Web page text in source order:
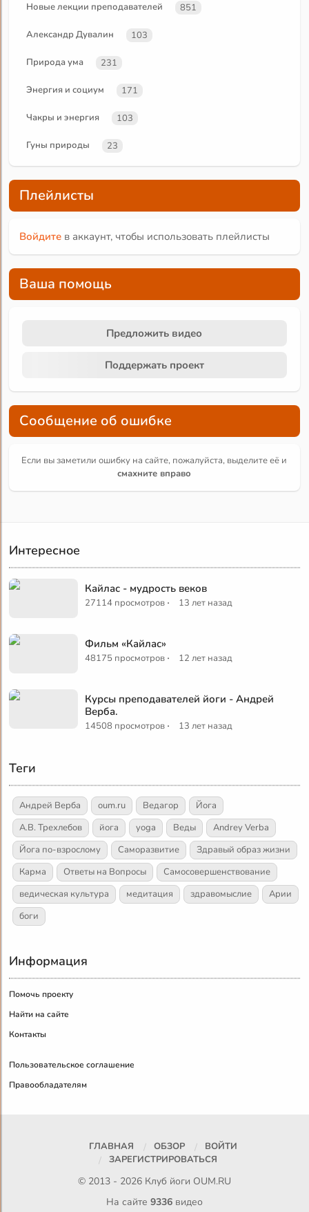
Новые лекции преподавателей 851
Александр Дувалин 103
Природа ума 231
Энергия и социум 171
Чакры и энергия 103
Гуны природы 23
Плейлисты
Войдите в аккаунт, чтобы использовать плейлисты
Ваша помощь
Предложить видео
Поддержать проект
Сообщение об ошибке
Если вы заметили ошибку на сайте, пожалуйста, выделите её и
смахните вправо
Интересное
Кайлас - мудрость веков
27114 просмотров · 13 лет назад
Фильм «Кайлас»
48175 просмотров · 12 лет назад
Курсы преподавателей йоги - Андрей
Верба.
14508 просмотров · 13 лет назад
Теги
Андрей Верба oum.ru Ведагор
Йога
А.В. Трехлебов
йога yoga Веды
Andrey Verba
Йога по-взрослому
Саморазвитие
Здравый образ жизни
Карма
Ответы на Вопросы
Самосовершенствование
ведическая культура
медитация здравомыслие
Арии
боги
Информация
Помочь проекту
Найти на сайте
Контакты
Пользовательское соглашение
Правообладателям
ГЛАВНАЯ ОБЗОР
ВОЙТИ
ЗАРЕГИСТРИРОВАТЬСЯ
© 2013 - 2026 Клуб йоги OUM.RU
На сайте 9336видео